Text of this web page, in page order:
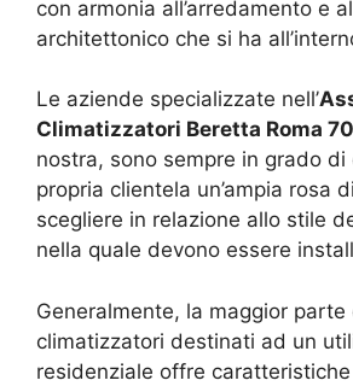
con armonia all’arredamento e
architettonico che si ha
Le aziende specializzate nell’
Climatizzatori Beretta Roma 70
nostra, sono sempre in grado di
propria clientela un’ampia rosa
scegliere in relazione allo stile
nella quale devono essere
Generalmente, la maggior parte
climatizzatori destinati ad un
residenziale offre